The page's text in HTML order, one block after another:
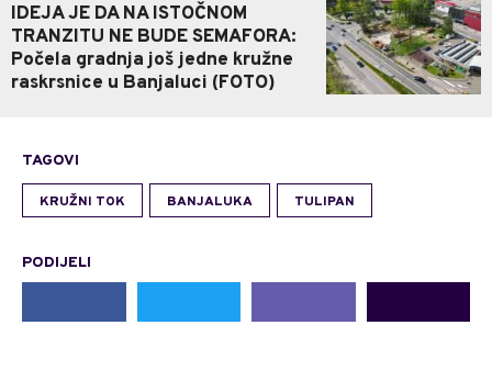
IDEJA JE DA NA ISTOČNOM
TRANZITU NE BUDE SEMAFORA:
Počela gradnja još jedne kružne
raskrsnice u Banjaluci (FOTO)
TAGOVI
KRUŽNI TOK BANJALUKA TULIPAN
PODIJELI